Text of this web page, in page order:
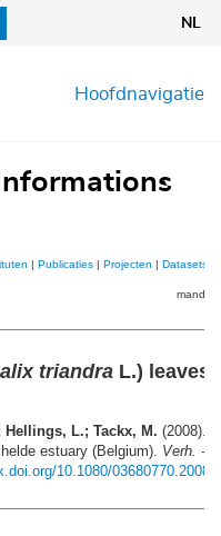
NL
Hoofdnavigatie
| Publicaties| Projecten | Datasets
mandje
triandra L.) leaves
L.; Tackx, M. (2008).
estuary (Belgium). Verh. -
10.1080/